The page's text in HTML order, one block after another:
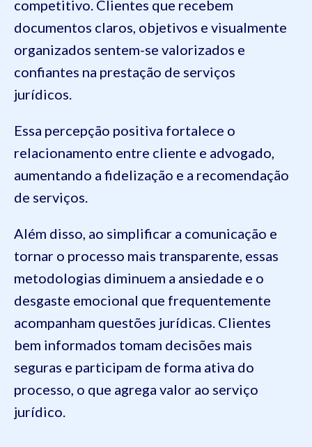
competitivo. Clientes que recebem
documentos claros, objetivos e visualmente
organizados sentem-se valorizados e
confiantes na prestação de serviços
jurídicos.
Essa percepção positiva fortalece o
relacionamento entre cliente e advogado,
aumentando a fidelização e a recomendação
de serviços.
Além disso, ao simplificar a comunicação e
tornar o processo mais transparente, essas
metodologias diminuem a ansiedade e o
desgaste emocional que frequentemente
acompanham questões jurídicas. Clientes
bem informados tomam decisões mais
seguras e participam de forma ativa do
processo, o que agrega valor ao serviço
jurídico.